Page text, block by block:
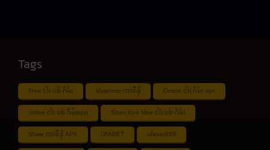
Tags
Free ငါး ပစ် ဂိမ်း Myanmar ကာစီနို Online ငါး ဂိမ်း apk
online ငါး ပစ် ဂိမ်းapp Shan Koe Mee ငါး ပစ် ဂိမ်း
Shwe ကာစီနို APK UFABET ufabet888